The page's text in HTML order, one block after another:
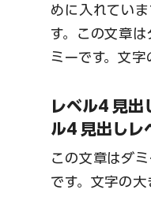
めに入れてい
す。この文章
ミーです。文
レベル4 見出
ル4 見出しレ
この文章はダ
です。文字の